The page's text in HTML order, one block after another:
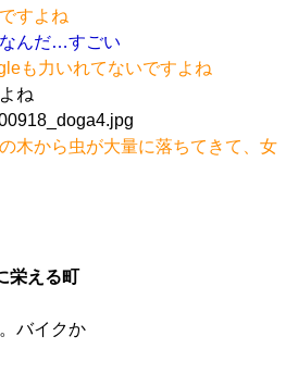
すよね
んだ…すごい
も力いれてないですよね
ね
木から虫が大量に落ちてきて、女
栄える町
バイクか